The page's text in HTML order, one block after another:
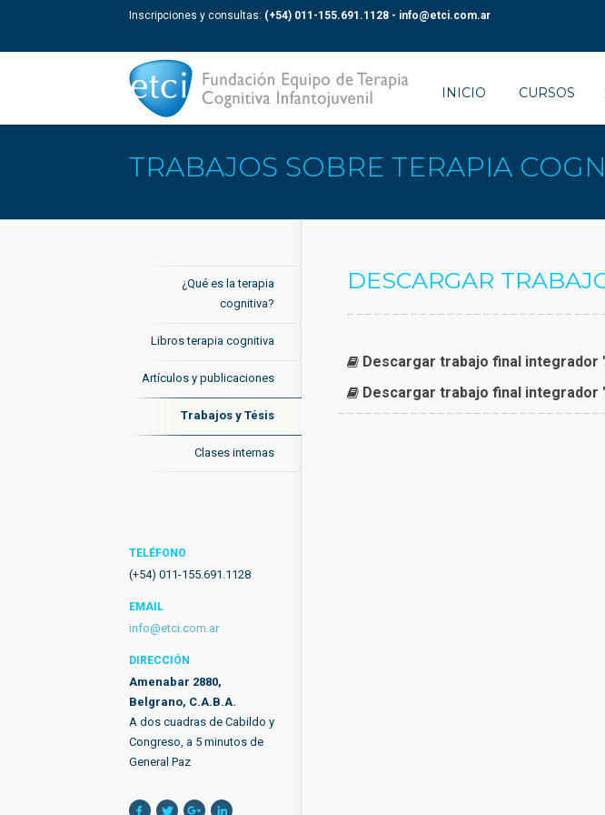
Inscripciones y consultas: (+54) 011-155.691.1128 - info@etci.com.ar
INICIO CURSOS
TRABAJOS SOBRE TERAPIA
¿Qué es la terapia
cognitiva?
Libros terapia cognitiva
Artículos y publicaciones
Trabajos y Tésis
Clases internas
TELÉFONO
(+54) 011-155.691.1128
EMAIL
info@etci.com.ar
DIRECCIÓN
Amenabar 2880,
Belgrano, C.A.B.A.
A dos cuadras de Cabildo y
Congreso, a 5 minutos de
General Paz
DESCARGAR
Descargar trabajo final integrador